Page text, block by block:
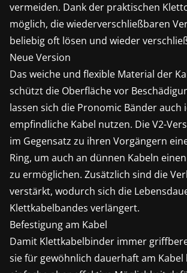
vermeiden. Dank der praktischen
möglich, die wiederverschließbaren
beliebig oft lösen und wieder
Neue Version
Das weiche und flexible Material der
schützt die Oberfläche vor
lassen sich die Pronomic Bänder auch
empfindliche Kabel nutzen. Die V2-
im Gegensatz zu ihren Vorgängern
Ring, um auch an dünnen Kabeln
zu ermöglichen. Zusätzlich sind die
verstärkt, wodurch sich die
Klettkabelbandes verlängert.
Befestigung am Kabel
Damit Klettkabelbinder immer
sie für gewöhnlich dauerhaft am Kabel